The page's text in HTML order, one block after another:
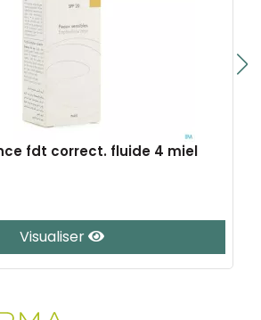
fdt correct. fluide 4 miel
Visualiser